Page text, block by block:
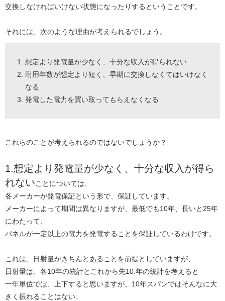
交換しなければいけない状態になったりするということです。
それには、次のような理由が考えられるでしょう。
想定より発電量が少なく、十分な収入が得られない
耐用年数が想定より短く、早期に交換しなくてはいけなく
なる
発電した電力を買い取ってもらえなくなる
これらのことが考えられるのではないでしょうか？
1.想定より発電量が少なく、十分な収入が得ら
れないことについては、
各メーカーが発電保証という形で、保証しています。
メーカーによって期間は異なりますが、最低でも10年、長いと25年
にわたって、
パネルが一定以上の電力を発電することを保証しているわけです。
これは、日射量がきちんとあることを前提としていますが、
日射量は、各10年の統計とこれから先10.年の統計を考えると
一年単位では、上下すると思いますが、10年スパンではそんなに大
きく振れることはない、